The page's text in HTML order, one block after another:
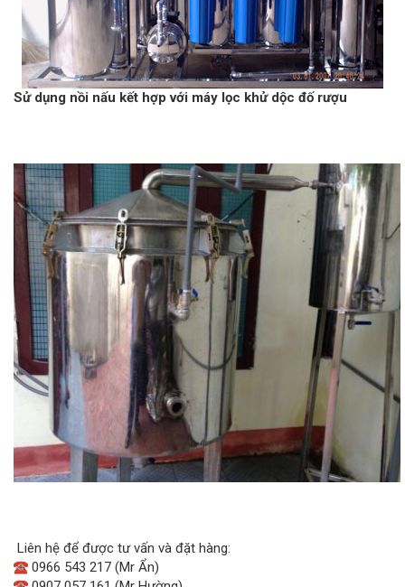
Sử dụng nồi nấu kết hợp với máy lọc khử dộc đố rượu
Liên hệ để được tư vấn và đặt hàng:
0966 543 217 (Mr Ẩn)